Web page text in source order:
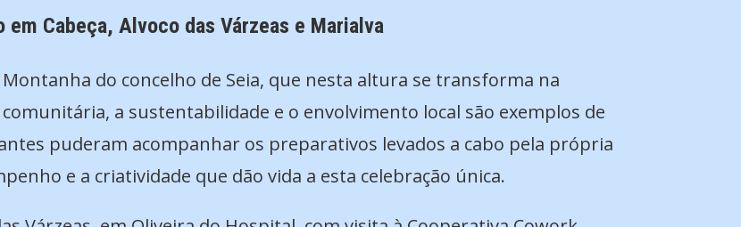
Cabeça, Alvoco das Várzeas e Marialva
do concelho de Seia, que nesta altura se transforma na
a sustentabilidade e o envolvimento local são exemplos de
puderam acompanhar os preparativos levados a cabo pela própria
e a criatividade que dão vida a esta celebração única.